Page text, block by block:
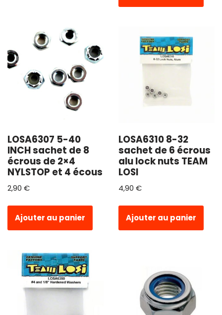
LOSA6307 5-40
INCH sachet de 8
écrous de 2×4
NYLSTOP et 4 écous
2,90 €
Ajouter au panier
LOSA6310 8-32
sachet de 6 écrous
alu lock nuts TEAM
LOSI
4,90 €
Ajouter au panier